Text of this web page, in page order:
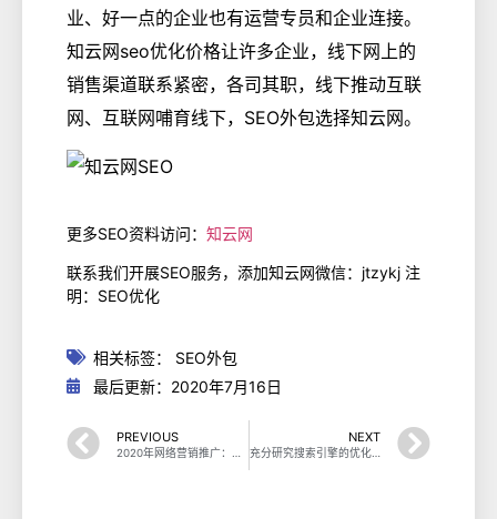
业、好一点的企业也有运营专员和企业连接。
知云网seo优化价格让许多企业，线下网上的
销售渠道联系紧密，各司其职，线下推动互联
网、互联网哺育线下，SEO外包选择知云网。
更多SEO资料访问： 知云网
联系我们开展SEO服务，添加知云网微信：jtzykj 注
明：SEO优化
相关标签：
SEO外包
最后更新：2020年7月16日
PREVIOUS NEXT
充分研究搜索引擎的优化策略，让网站的排名进步